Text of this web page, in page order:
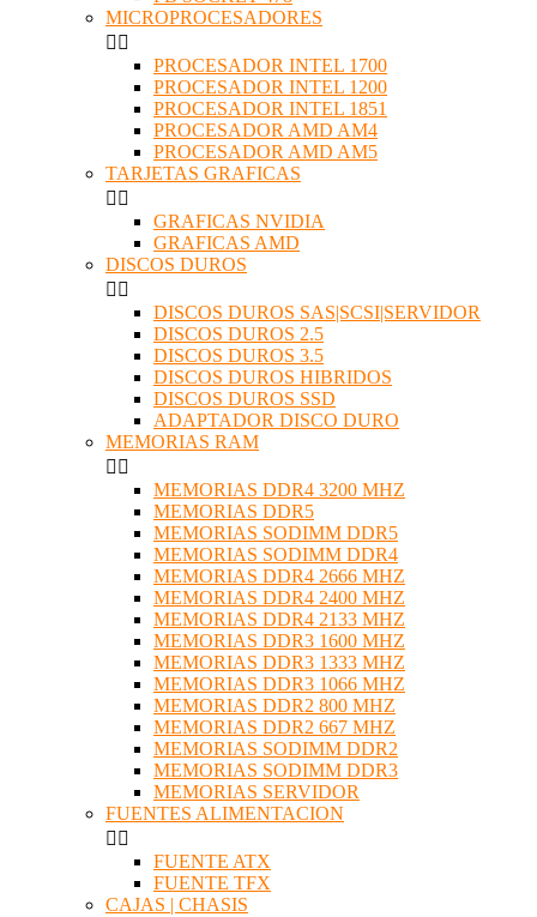
MICROPROCESADORES
 
PROCESADOR INTEL 1700
PROCESADOR INTEL 1200
PROCESADOR INTEL 1851
PROCESADOR AMD AM4
PROCESADOR AMD AM5
TARJETAS GRAFICAS
 
GRAFICAS NVIDIA
GRAFICAS AMD
DISCOS DUROS
 
DISCOS DUROS SAS|SCSI|SERVIDOR
DISCOS DUROS 2.5
DISCOS DUROS 3.5
DISCOS DUROS HIBRIDOS
DISCOS DUROS SSD
ADAPTADOR DISCO DURO
MEMORIAS RAM
 
MEMORIAS DDR4 3200 MHZ
MEMORIAS DDR5
MEMORIAS SODIMM DDR5
MEMORIAS SODIMM DDR4
MEMORIAS DDR4 2666 MHZ
MEMORIAS DDR4 2400 MHZ
MEMORIAS DDR4 2133 MHZ
MEMORIAS DDR3 1600 MHZ
MEMORIAS DDR3 1333 MHZ
MEMORIAS DDR3 1066 MHZ
MEMORIAS DDR2 800 MHZ
MEMORIAS DDR2 667 MHZ
MEMORIAS SODIMM DDR2
MEMORIAS SODIMM DDR3
MEMORIAS SERVIDOR
FUENTES ALIMENTACION
 
FUENTE ATX
FUENTE TFX
CAJAS | CHASIS